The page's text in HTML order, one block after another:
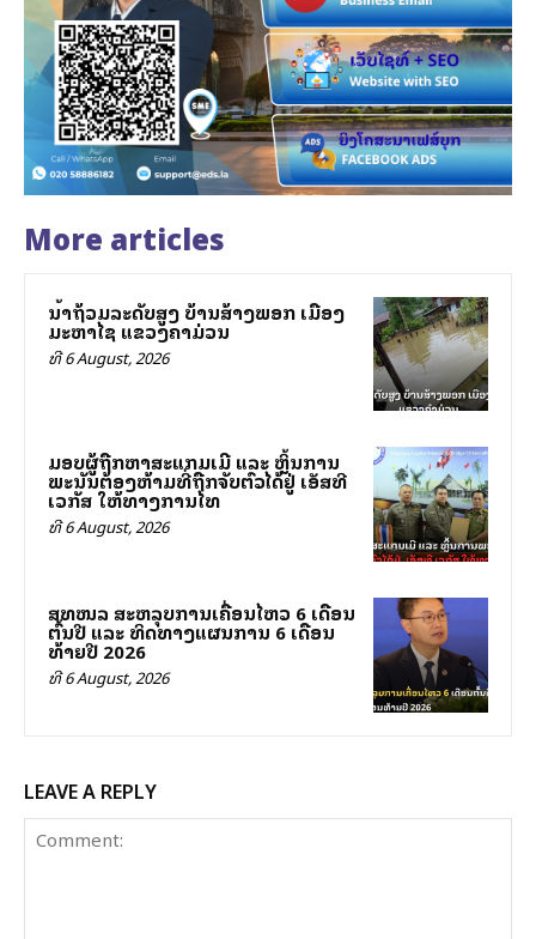
More articles
ນ້ຳຖ້ວມລະດັບສູງ ບ້ານສ້າງພອກ ເມືອງ
ມະຫາໄຊ ແຂວງຄຳມ່ວນ
ທີ 6 August, 2026
ມອບຜູ້ຖືກຫາສະແກມເມີ ແລະ ຫຼິ້ນການ
ພະນັນຕ້ອງຫ້າມທີ່ຖືກຈັບຕົວໄດ້ຢູ່ ເອັສທີ
ເວກັສ ໃຫ້ທາງການໄທ
ທີ 6 August, 2026
ສທໜລ ສະຫລຸບການເຄື່ອນໄຫວ 6 ເດືອນ
ຕົ້ນປີ ແລະ ທິດທາງແຜນການ 6 ເດືອນ
ທ້າຍປີ 2026
ທີ 6 August, 2026
LEAVE A REPLY